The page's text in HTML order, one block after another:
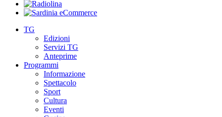
TG
Edizioni
Servizi TG
Anteprime
Programmi
Informazione
Spettacolo
Sport
Cultura
Eventi